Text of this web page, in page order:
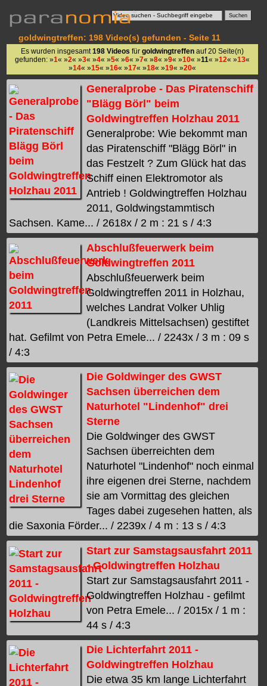
goldwingtreffen: 198 Video(s) gefunden - Seite 11
Es wurden insgesamt 198 Videos für goldwingtreffenauf 20 Seite(n)
gefunden: »1« »2« »3« »4« »5« »6« »7« »8« »9« »10« »11« »12« »13«
»14« »15« »16« »17« »18« »19« »20«
Generalprobe - Das Piratenschiff
"Blägg Börl" beim
Goldwingtreffen Holzhau 2011
Generalprobe: Wie bekommt man
das Piratenschiff "Blägg Börl" in
das Festzelt ? Zum Glück hat das
Schiff einen Elektromotor als
Antrieb ! Goldwingtreffen Holzhau
2011, Goldwingstammtisch
Sachsen. Kame... / 2618x / 2 m : 21 s / 4:3
Abschlußfeuerwerk beim
Goldwingtreffen 2011
Abschlußfeuerwerk beim
Goldwingtreffen 2011 in Holzhau,
welches Landrat Volker Uhlig
(Landkreis Mittelsachsen) gestiftet
hat. Gefilmt von Petra Emele... / 2243x / 3 m : 09 s
/ 4:3
Die Goldwinger des GWST
Sachsen überreichen dem
Naturhotel "Lindenhof" drei
Sterne
Die Goldwinger des GWST
Sachsen überreichten dem
Naturhotel "Lindenhof" noch einmal
ihre eigenen drei Sterne, nachdem
sie am Vormittag des gleichen
Tages dabei zugesehen hatten, als
die Saxonia Förder... / 2239x / 4 m : 13 s / 4:3
Start zur Samstagsausfahrt 2011
- Goldwingtreffen Holzhau
Start zur Samstagsausfahrt 2011 -
Goldwingtreffen Holzhau - gefilmt
von Petra Emele... / 2015x / 1 m :
44 s / 4:3
Die Lichterfahrt 2011 -
Goldwingtreffen Holzhau
Die etwa 35 km lange Lichterfahrt